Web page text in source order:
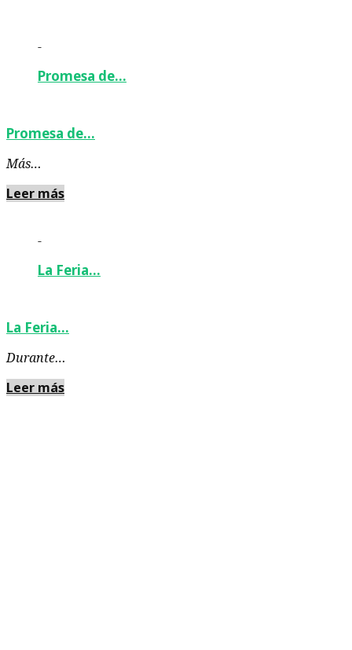
-
Promesa de…
Promesa de…
Más…
Leer más
-
La Feria…
La Feria…
Durante…
Leer más